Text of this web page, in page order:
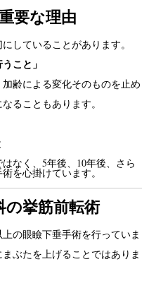
要な理由
していることがあります。
こと」
齢による変化そのものを止め
ることもあります。
なく、5年後、10年後、さら
を心掛けています。
の挙筋前転術
の眼瞼下垂手術を行っていま
ぶたを上げることではありま